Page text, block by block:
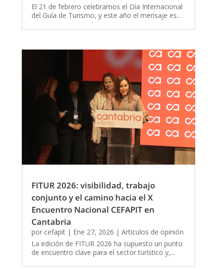
El 21 de febrero celebramos el Día Internacional
del Guía de Turismo, y este año el mensaje es...
FITUR 2026: visibilidad, trabajo
conjunto y el camino hacia el X
Encuentro Nacional CEFAPIT en
Cantabria
por cefapit| Ene 27, 2026 | Artículos de opinión
La edición de FITUR 2026 ha supuesto un punto
de encuentro clave para el sector turístico y,...